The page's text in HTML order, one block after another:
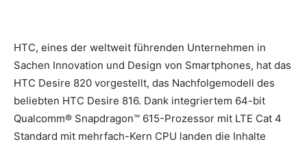
HTC, eines der weltweit führenden Unternehmen in
Sachen Innovation und Design von Smartphones, hat das
HTC Desire 820 vorgestellt, das Nachfolgemodell des
beliebten HTC Desire 816. Dank integriertem 64-bit
Qualcomm® Snapdragon™ 615-Prozessor mit LTE Cat 4
Standard mit mehrfach-Kern CPU landen die Inhalte